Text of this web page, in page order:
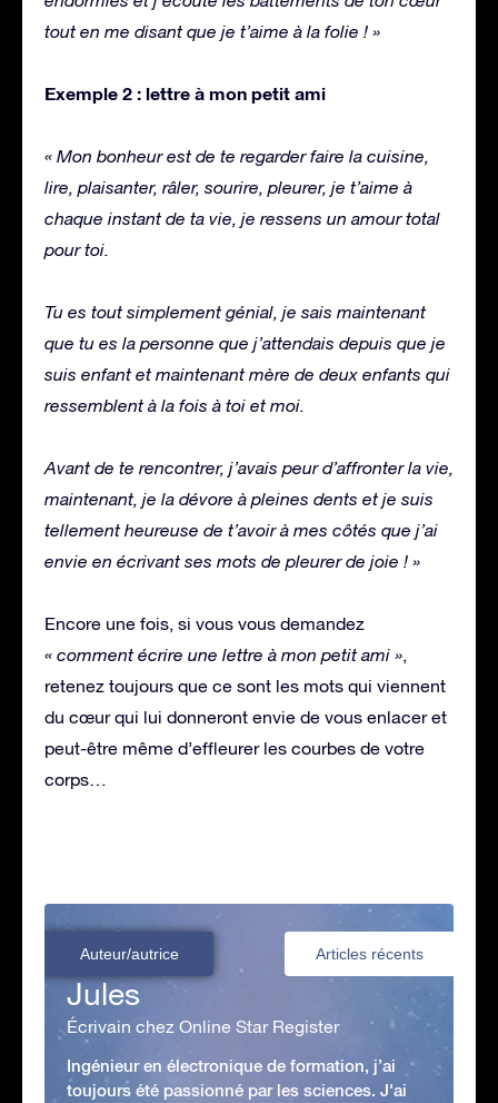
tout en me disant que je t’aime à la folie ! »
Exemple 2 : lettre à mon petit ami
« Mon bonheur est de te regarder faire la cuisine,
lire, plaisanter, râler, sourire, pleurer, je t’aime à
chaque instant de ta vie, je ressens un amour total
pour toi.
Tu es tout simplement génial, je sais maintenant
que tu es la personne que j’attendais depuis que je
suis enfant et maintenant mère de deux enfants qui
ressemblent à la fois à toi et moi.
Avant de te rencontrer, j’avais peur d’affronter la vie,
maintenant, je la dévore à pleines dents et je suis
tellement heureuse de t’avoir à mes côtés que j’ai
envie en écrivant ses mots de pleurer de joie ! »
Encore une fois, si vous vous demandez
« comment écrire une lettre à mon petit ami »,
retenez toujours que ce sont les mots qui viennent
du cœur qui lui donneront envie de vous enlacer et
peut-être même d’effleurer les courbes de votre
corps…
Auteur/autrice Articles récents
Jules
Écrivain chez Online Star Register
Ingénieur en électronique de formation, j’ai
toujours été passionné par les sciences. J'ai